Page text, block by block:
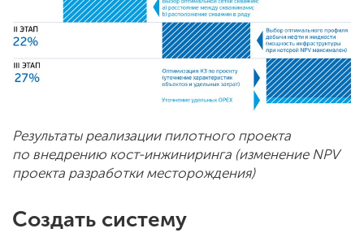
Результаты реализации пилотного проекта
по внедрению кост-инжиниринга (изменение NPV
проекта разработки месторождения)
Создать систему